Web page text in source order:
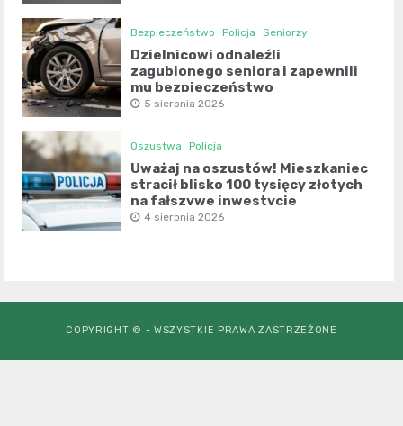
Bezpieczeństwo Policja Seniorzy
Dzielnicowi odnaleźli
zagubionego seniora i zapewnili
mu bezpieczeństwo
5 sierpnia 2026
Oszustwa Policja
Uważaj na oszustów! Mieszkaniec
stracił blisko 100 tysięcy złotych
na fałszywe inwestycje
4 sierpnia 2026
COPYRIGHT © - WSZYSTKIE PRAWA ZASTRZEŻONE